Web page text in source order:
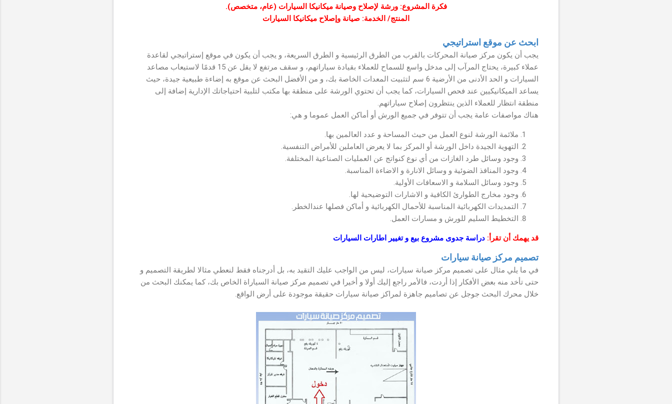
فكرة المشروع: ورشة لإصلاح وصيانة ميكانيكا السيارات (عام، متخصص).
المنتج/ الخدمة: صيانة وإصلاح ميكانيكا السيارات
ابحث عن موقع استراتيجي
يجب أن يكون مركز صيانة المحركات بالقرب من الطرق الرئيسية و الطرق السريعة، و يجب أن يكون في موقع إستراتيجي لقاعدة
عملاء كبيرة، يحتاج المرآب إلى مدخل واسع للسماح للعملاء بقيادة سياراتهم، و سقف مرتفع لا يقل عن 15 قدمًا لاستيعاب مصاعد
السيارات و الحد الأدنى من الأرضية 6 سم لتثبيت المعدات الخاصة بك، و من الأفضل البحث عن موقع به إضاءة طبيعية جيدة، حيث
يساعد الميكانيكيين عند فحص السيارات، كما يجب أن تحتوي الورشة على منطقة بها مكتب لتلبية احتياجاتك الإدارية إضافة إلى
منطقة انتظار للعملاء الذين ينتظرون إصلاح سياراتهم.
هناك مواصفات عامة يجب أن تتوفر في جميع الورش أو أماكن العمل عموما و هي:
ملائمة الورشة لنوع العمل من حيث المساحة و عدد العالمين بها.
التهوية الجيدة داخل الورشة أو المركز بما لا يعرض العاملين للأمراض التنفسية.
وجود وسائل طرد الغازات من أي نوع كنواتج عن العمليات الصناعية المختلفة.
وجود المنافذ الضوئية و وسائل الانارة و الاضاءة المناسبة.
وجود وسائل السلامة و الاسعافات الأولية.
وجود مخارج الطوارئ الكافية و الاشارات التوضيحية لها.
التمديدات الكهربائية المناسبة للأحمال الكهربائية و أماكن فصلها عندالخطر.
التخطيط السليم للورش و مسارات العمل.
قد يهمك أن تقرأ: دراسة جدوى مشروع بيع و تغيير اطارات السيارات
تصميم مركز صيانة سيارات
في ما يلي مثال على تصميم مركز صيانة سيارات، ليس من الواجب عليك التقيد به، بل أدرجناه فقط لنعطي مثالا لطريقة التصميم و
حتى تأخد منه بعض الأفكار إذا أردت، فالأمر راجع إليك أولا و أخيرا في تصميم مركز صيانة السياراة الخاص بك، كما يمكنك البحث من
خلال محرك البحث جوجل عن تصاميم جاهزة لمراكز صيانة سيارات حقيقة موجودة على أرض الواقع.